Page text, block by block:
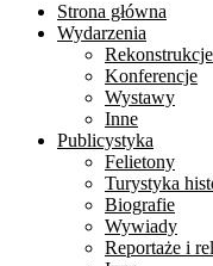
Strona główna
Wydarzenia
Rekonstrukcje
Konferencje
Wystawy
Inne
Publicystyka
Felietony
Turystyka
Biografie
Wywiady
Reportaże i